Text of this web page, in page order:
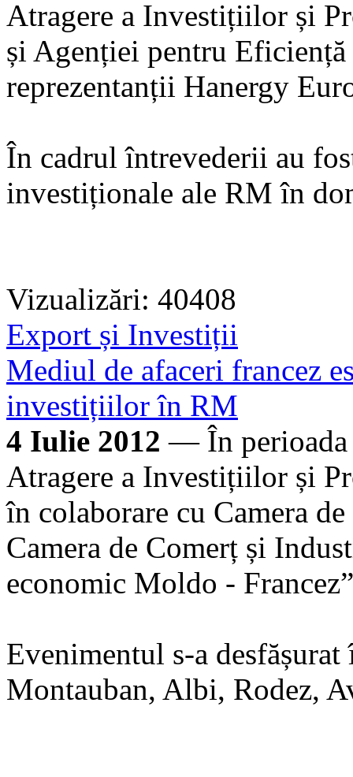
Atragere a Investițiilor și
și Agenției pentru
reprezentanții Hanergy
În cadrul întrevederii au
investiționale ale RM în
Vizualizări: 40408
Export și Investiții
Mediul de afaceri francez
investițiilor în RM
4 Iulie 2012 — În perioada
Atragere a Investițiilor și
în colaborare cu Camera
Camera de Comerț și
economic Moldo -
Evenimentul s-a
Montauban, Albi, Rodez,